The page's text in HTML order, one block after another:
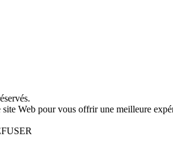
Web pour vous offrir une meilleure